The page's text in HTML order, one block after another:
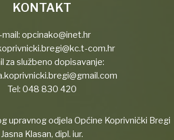
KONTAKT
mail: opcinako@inet.hr
com.hr
za službeno dopisavanje:
Tel: 048 830 420
upravnog odjela Općine Koprivnički Bregi
Jasna Klasan, dipl. iur.